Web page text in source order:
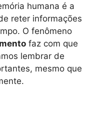
humana é a
reter informações
O fenômeno
faz com que
lembrar de
mesmo que